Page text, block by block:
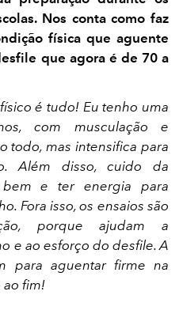
Nos conta como faz
física que aguente
que agora é de 70 a
é tudo! Eu tenho uma
com musculação e
todo, mas intensifica para
Além disso, cuido da
bem e ter energia para
Fora isso, os ensaios são
porque ajudam a
e ao esforço do desfile. A
para aguentar firme na
ao fim!